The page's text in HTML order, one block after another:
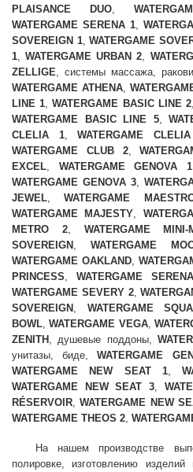
PLAISANCE DUO,
WATERGAME SERENA 1
SOVEREIGN 1, WATERGAME
1 ,WATERGAME URBAN 2
ZELLIGE , системы массажа,
WATERGAME ATHENA,
LINE 1 ,WATERGAME BASIC LINE 2
WATERGAME BASIC LINE 5,
CLELIA 1,WATERGAME
WATERGAME CLUB 2,
EXCEL
WATERGAME GENOVA 1
WATERGAME GENOVA 3
JEWEL ,WATERGAME
WATERGAME MAJESTY
METRO 2, WATERGAME MINI-
SOVEREIGN
WATERGAME
WATERGAME OAKLAND
PRINCESS ,WATERGAME SERENA
WATERGAME SEVERY 2,
SOVEREIGN
WATERGAME
BOWL ,WATERGAME VEGA,
ZENITH , душевые поддоны,
унитазы, биде,WATERGAME
WATERGAME NEW SEAT 1,
WATERGAME NEW SEAT 3,
RÉSERVOIR ,WATERGAME NEW
WATERGAME THEOS 2
На нашем производстве
полировке, изготовлению